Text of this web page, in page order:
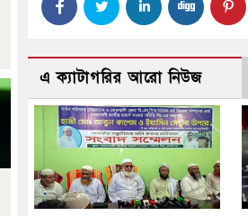
এ ক্যাটাগরির আরো নিউজ